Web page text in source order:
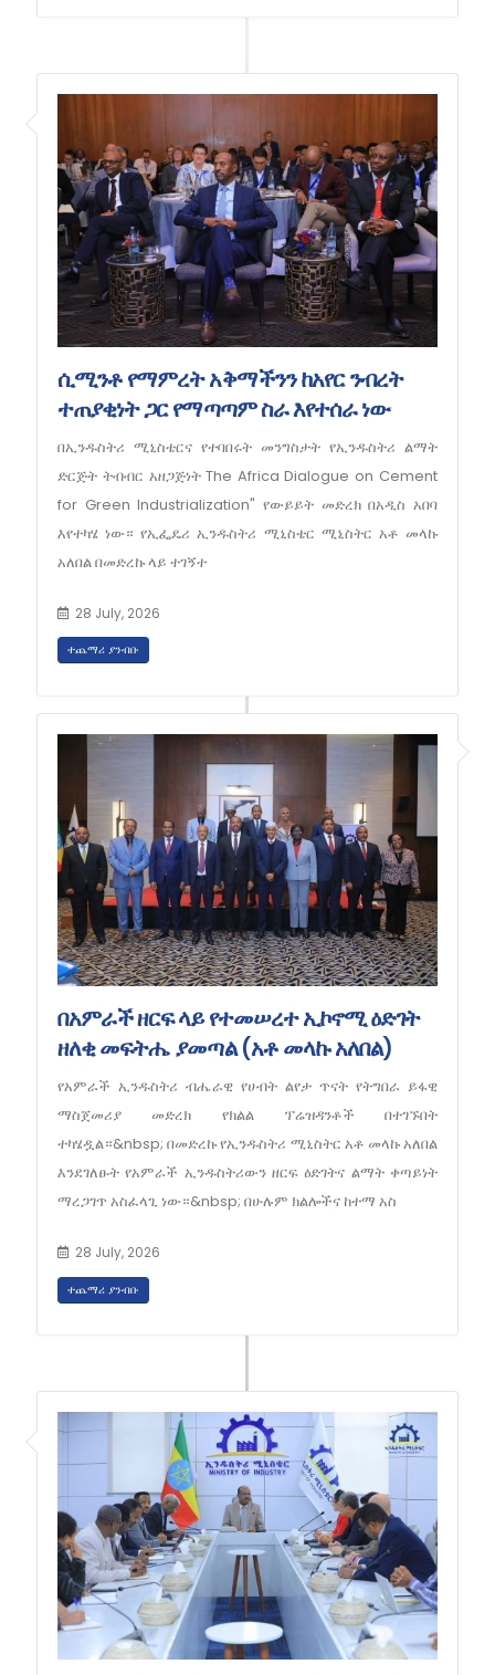
ሲሚንቶ የማምረት አቅማችንን ከአየር ንብረት
ተጠያቂነት ጋር የማጣጣም ስራ እየተሰራ ነው
በኢንዱስትሪ ሚኒስቴርና የተባበሩት መንግስታት የኢንዱስትሪ ልማት
ድርጅት ትብብር አዘጋጅነት The Africa Dialogue on Cement
for Green Industrialization" የውይይት መድረክ በአዲስ አበባ
እየተካሄ ነው። የኢፌዴሪ ኢንዱስትሪ ሚኒስቴር ሚኒስትር አቶ መላኩ
አለበል በመድረኩ ላይ ተገኝተ
28 July, 2026
ተጨማሪ ያንብቡ
በአምራች ዘርፍ ላይ የተመሠረተ ኢኮኖሚ ዕድገት
ዘለቂ መፍትሔ ያመጣል (አቶ መላኩ አለበል)
የአምራች ኢንዱስትሪ ብሔራዊ የሀብት ልየታ ጥናት የትግበራ ይፋዊ
ማስጀመሪያ መድረክ የክልል ፕሬዝዳንቶች በተገኙበት
ተካሄዷል።&nbsp; በመድረኩ የኢንዱስትሪ ሚኒስትር አቶ መላኩ አለበል
እንደገለፁት የአምራች ኢንዱስትሪውን ዘርፍ ዕድገትና ልማት ቀጣይነት
ማረጋገጥ አስፈላጊ ነው።&nbsp; በሁሉም ክልሎችና ከተማ አስ
28 July, 2026
ተጨማሪ ያንብቡ